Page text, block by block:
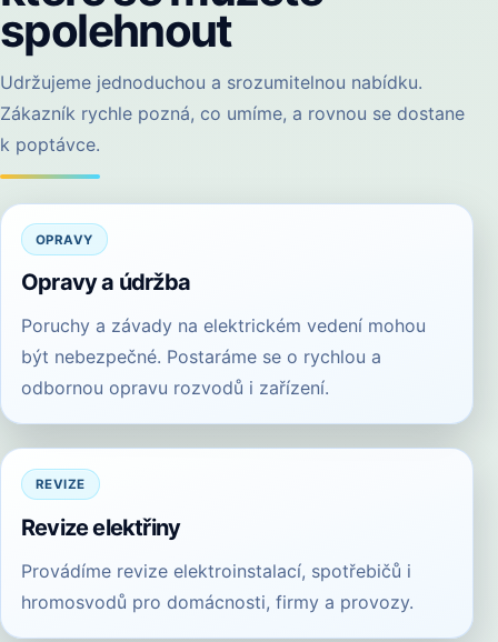
spolehnout
Udržujeme jednoduchou a srozumitelnou nabídku.
Zákazník rychle pozná, co umíme, a rovnou se dostane
k poptávce.
OPRAVY
Opravy a údržba
Poruchy a závady na elektrickém vedení mohou
být nebezpečné. Postaráme se o rychlou a
odbornou opravu rozvodů i zařízení.
REVIZE
Revize elektřiny
Provádíme revize elektroinstalací, spotřebičů i
hromosvodů pro domácnosti, firmy a provozy.